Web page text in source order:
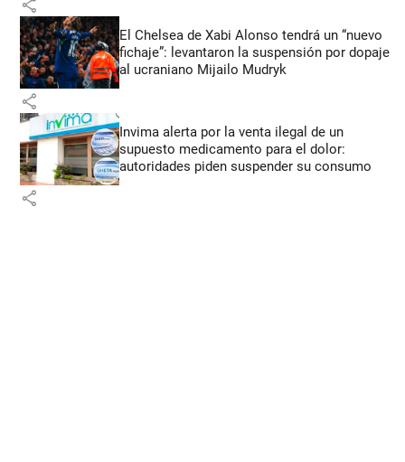
El Chelsea de Xabi Alonso tendrá un “nuevo
fichaje”: levantaron la suspensión por dopaje
al ucraniano Mijailo Mudryk
share
Invima alerta por la venta ilegal de un
supuesto medicamento para el dolor:
autoridades piden suspender su consumo
share